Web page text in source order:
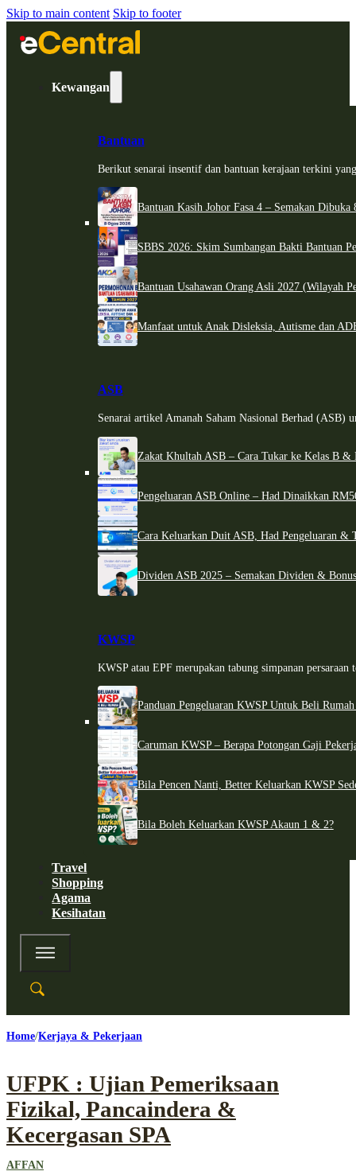
Skip to main content Skip to footer
Kewangan
Bantuan
Berikut senarai insentif dan bantuan kerajaan terkini
Bantuan Kasih Johor Fasa 4 – Semakan
SBBS 2026: Skim Sumbangan Bakti Bantuan
Bantuan Usahawan Orang Asli 2027 (Wilayah
Manfaat untuk Anak Disleksia, Autisme dan
ASB
Senarai artikel Amanah Saham Nasional Berhad (ASB)
Zakat Khultah ASB – Cara Tukar ke Kelas B &
Pengeluaran ASB Online – Had Dinaikkan
Cara Keluarkan Duit ASB, Had Pengeluaran &
Dividen ASB 2025 – Semakan Dividen &
KWSP
KWSP atau EPF merupakan tabung simpanan persaraan
Panduan Pengeluaran KWSP Untuk Beli
Caruman KWSP – Berapa Potongan Gaji
Bila Pencen Nanti, Better Keluarkan KWSP
Bila Boleh Keluarkan KWSP Akaun 1 & 2?
Travel
Shopping
Agama
Kesihatan
Home Kerjaya & Pekerjaan
UFPK : Ujian Pemeriksaan
Fizikal, Pancaindera &
Kecergasan SPA
AFFAN